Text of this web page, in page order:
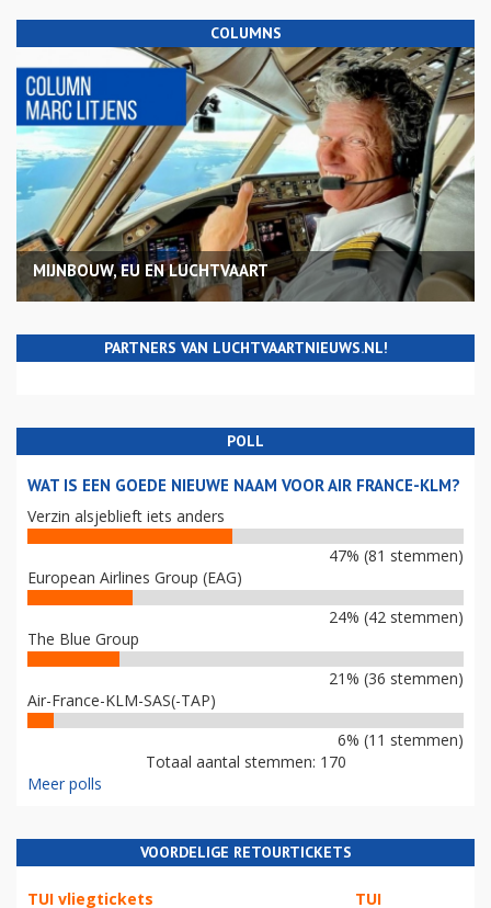
COLUMNS
MIJNBOUW, EU EN LUCHTVAART
PARTNERS VAN LUCHTVAARTNIEUWS.NL!
POLL
WAT IS EEN GOEDE NIEUWE NAAM VOOR AIR FRANCE-KLM?
Verzin alsjeblieft iets anders
47% (81 stemmen)
European Airlines Group (EAG)
24% (42 stemmen)
The Blue Group
21% (36 stemmen)
Air-France-KLM-SAS(-TAP)
6% (11 stemmen)
Totaal aantal stemmen: 170
Meer polls
VOORDELIGE RETOURTICKETS
TUI vliegtickets TUI